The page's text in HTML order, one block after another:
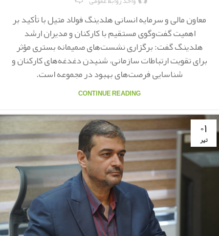
معاون مالی و سرمایه انسانی هلدینگ فولاد متیل با تأکید بر
اهمیت گفت‌وگوی مستقیم با کارکنان و مدیران ارشد
هلدینگ گفت: برگزاری نشست‌های صمیمانه بستری مؤثر
برای تقویت ارتباطات سازمانی، شنیدن دغدغه‌های کارکنان و
شناسایی فرصت‌های بهبود در مجموعه است.
CONTINUE READING
۰۱
تیر